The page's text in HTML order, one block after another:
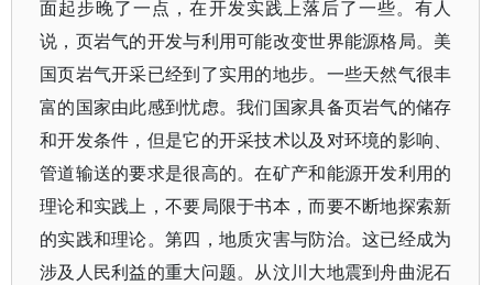
面起步晚了一点，在开发实践上落后了一些。有人
说，页岩气的开发与利用可能改变世界能源格局。美
国页岩气开采已经到了实用的地步。一些天然气很丰
富的国家由此感到忧虑。我们国家具备页岩气的储存
和开发条件，但是它的开采技术以及对环境的影响、
管道输送的要求是很高的。在矿产和能源开发利用的
理论和实践上，不要局限于书本，而要不断地探索新
的实践和理论。第四，地质灾害与防治。这已经成为
涉及人民利益的重大问题。从汶川大地震到舟曲泥石